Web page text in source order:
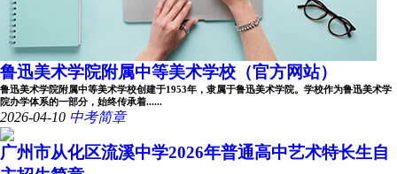
鲁迅美术学院附属中等美术学校（官方网站）
鲁迅美术学院附属中等美术学校创建于1953年，隶属于鲁迅美术学院。学校作为鲁迅美术学
院办学体系的一部分，始终传承着......
2026-04-10 中考简章
广州市从化区流溪中学2026年普通高中艺术特长生自